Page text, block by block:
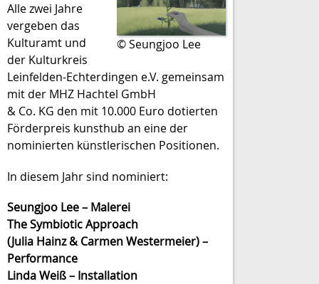
© Seungjoo Lee
Alle zwei Jahre
vergeben das
Kulturamt und
der Kulturkreis
Leinfelden-Echterdingen e.V. gemeinsam
mit der MHZ Hachtel GmbH
& Co. KG den mit 10.000 Euro dotierten
Förderpreis kunsthub an eine der
nominierten künstlerischen Positionen.
In diesem Jahr sind nominiert:
Seungjoo Lee – Malerei
The Symbiotic Approach
(Julia Hainz & Carmen Westermeier) –
Performance
Linda Weiß – Installation